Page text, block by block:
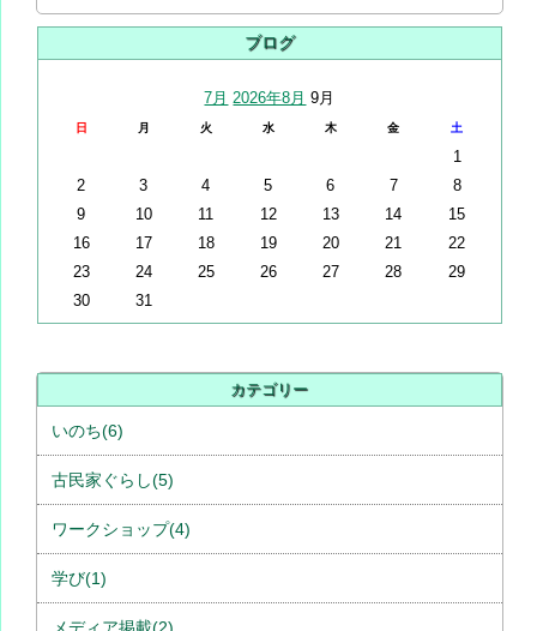
ブログ
7月 2026年8月 9月
日 月 火 水 木 金 土
1
2
3 4 5 6 7
8
9
10 11 12 13 14
15
16
17 18 19 20 21
22
23
24 25 26 27 28
29
30
31
カテゴリー
いのち(6)
古民家ぐらし(5)
ワークショップ(4)
学び(1)